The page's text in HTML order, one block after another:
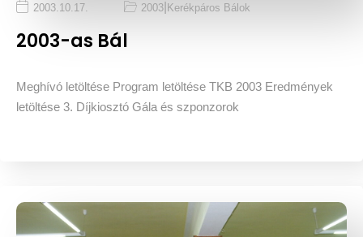
2003.10.17. 2003 Kerékpáros Bálok
2003-as Bál
Meghívó letöltése Program letöltése TKB 2003 Eredmények
letöltése 3. Díjkiosztó Gála és szponzorok